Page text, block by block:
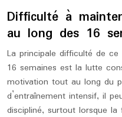
Difficulté à
au long des 16
La principale difficulté de
16 semaines est la lutte
motivation tout au long du
d’entraînement intensif, il
discipliné, surtout lorsque